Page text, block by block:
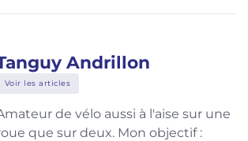
Andrillon
Voir les articles
de vélo aussi à l'aise sur une
que sur deux. Mon objectif :